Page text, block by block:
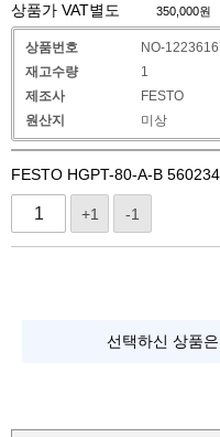
상품가 VAT별도 350,000원
상품번호
NO-
재고수량
1
제조사
FESTO
원산지
미상
FESTO HGPT-80-A-B
+1 -1
선택하신 상품